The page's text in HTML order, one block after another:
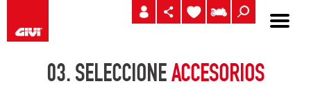
03.SELECCIONEACCESORIOS